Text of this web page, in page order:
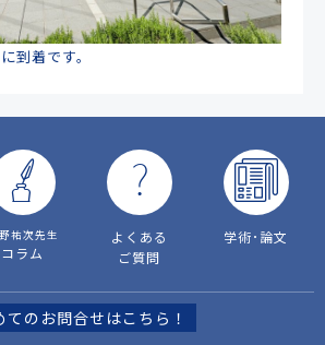
到着です。
祐次先生
コラム
よくある
ご質問
学術･論文
てのお問合せはこちら！